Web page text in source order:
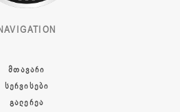
ᲛᲗᲐᲕᲐᲠᲘ
ᲡᲔᲠᲕᲘᲡᲔᲑᲘ
ᲒᲐᲚᲔᲠᲔᲐ